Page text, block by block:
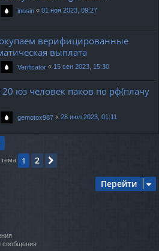
inosin « 01 ноя 2023, 09:27
верифицированные
выплата
Verificator « 15 сен 2023, 15:30
юз человек паков по рф(плачу
gemotox987 « 28 июл 2023, 01:11
тема 1 2
Перейти
сообщения